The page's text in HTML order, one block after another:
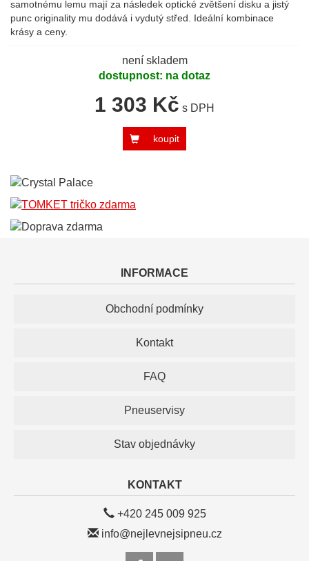
samotnému lemu mají za následek optické zvětšení disku a jistý
punc originality mu dodává i vydutý střed. Ideální kombinace
krásy a ceny.
není skladem
dostupnost: na dotaz
1 303 Kč s DPH
koupit
INFORMACE
Obchodní podmínky
Kontakt
FAQ
Pneuservisy
Stav objednávky
KONTAKT
+420 245 009 925
info@nejlevnejsipneu.cz